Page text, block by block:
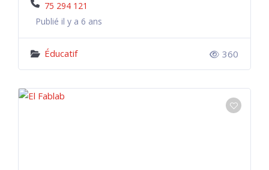
75 294 121
Publié il y a 6 ans
Éducatif 360